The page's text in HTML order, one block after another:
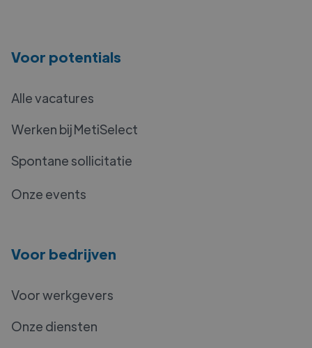
Voor potentials
Alle vacatures
Werken bij MetiSelect
Spontane sollicitatie
Onze events
Voor bedrijven
Voor werkgevers
Onze diensten